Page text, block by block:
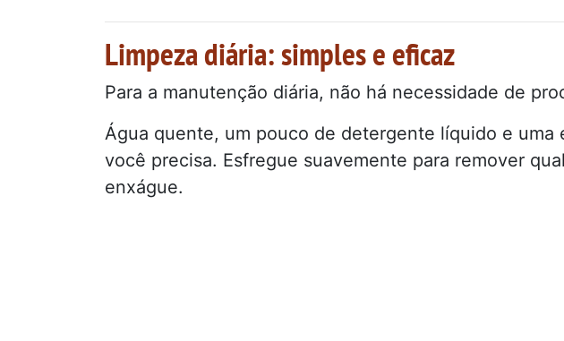
Limpeza diária: simples e eficaz
Para a manutenção diária, não há necessidade de
Água quente, um pouco de detergente líquido e uma
você precisa. Esfregue suavemente para remover
enxágue.